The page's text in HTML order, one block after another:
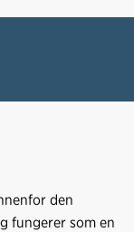
den
fungerer som en